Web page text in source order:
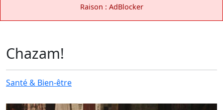
Raison : AdBlocker
Chazam!
Santé & Bien-être